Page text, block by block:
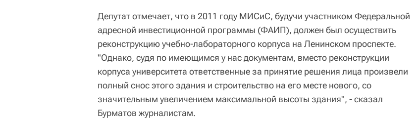
Депутат отмечает, что в 2011 году МИСиС, будучи участником Федеральной
адресной инвестиционной программы (ФАИП), должен был осуществить
реконструкцию учебно-лабораторного корпуса на Ленинском проспекте.
"Однако, судя по имеющимся у нас документам, вместо реконструкции
корпуса университета ответственные за принятие решения лица произвели
полный снос этого здания и строительство на его месте нового, со
значительным увеличением максимальной высоты здания", - сказал
Бурматов журналистам.